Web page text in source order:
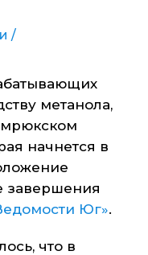
/
метанола,
начнется в
завершения
Юг».
что в